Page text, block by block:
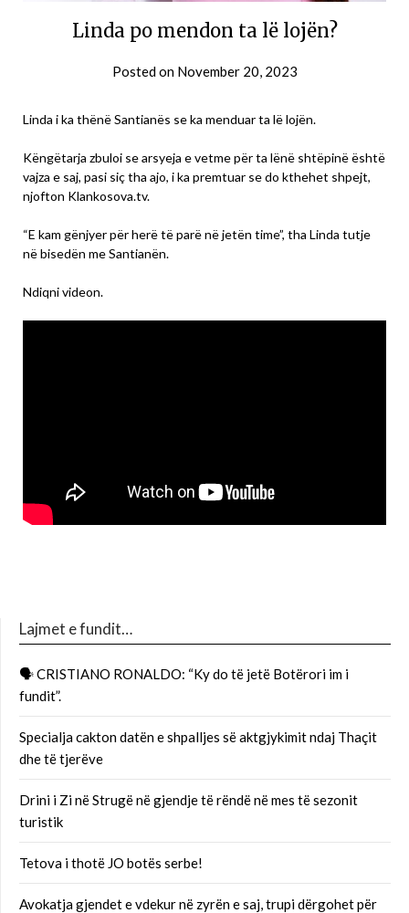
Linda po mendon ta lë lojën?
Posted on November 20, 2023
Linda i ka thënë Santianës se ka menduar ta lë lojën.
Këngëtarja zbuloi se arsyeja e vetme për ta lënë shtëpinë është
vajza e saj, pasi siç tha ajo, i ka premtuar se do kthehet shpejt,
njofton Klankosova.tv.
“E kam gënjyer për herë të parë në jetën time”, tha Linda tutje
në bisedën me Santianën.
Ndiqni videon.
Lajmet e fundit…
🗣 CRISTIANO RONALDO: “Ky do të jetë Botërori im i
fundit”.
Specialja cakton datën e shpalljes së aktgjykimit ndaj Thaçit
dhe të tjerëve
Drini i Zi në Strugë në gjendje të rëndë në mes të sezonit
turistik
Tetova i thotë JO botës serbe!
Avokatja gjendet e vdekur në zyrën e saj, trupi dërgohet për